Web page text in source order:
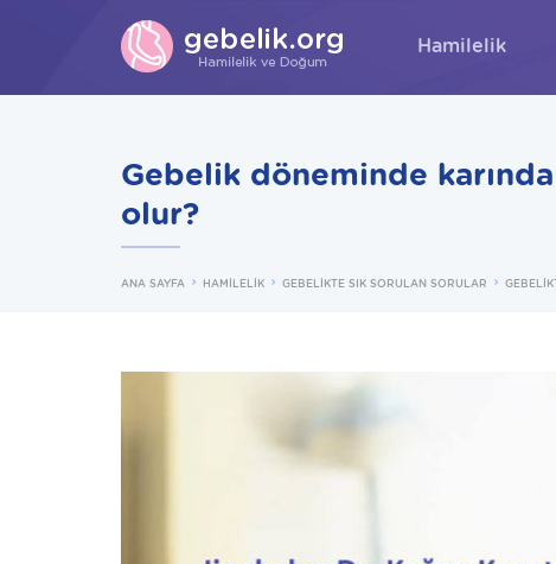
Hamilelik
Gebelik döneminde
olur?
ANA SAYFA HAMİLELİK GEBELİKTE SIK SORULAN SORULAR